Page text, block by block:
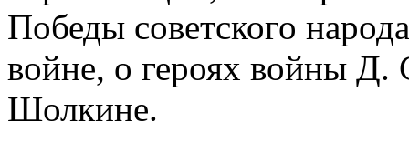
Победы советского
войне, о героях войны Д.
Шолкине.